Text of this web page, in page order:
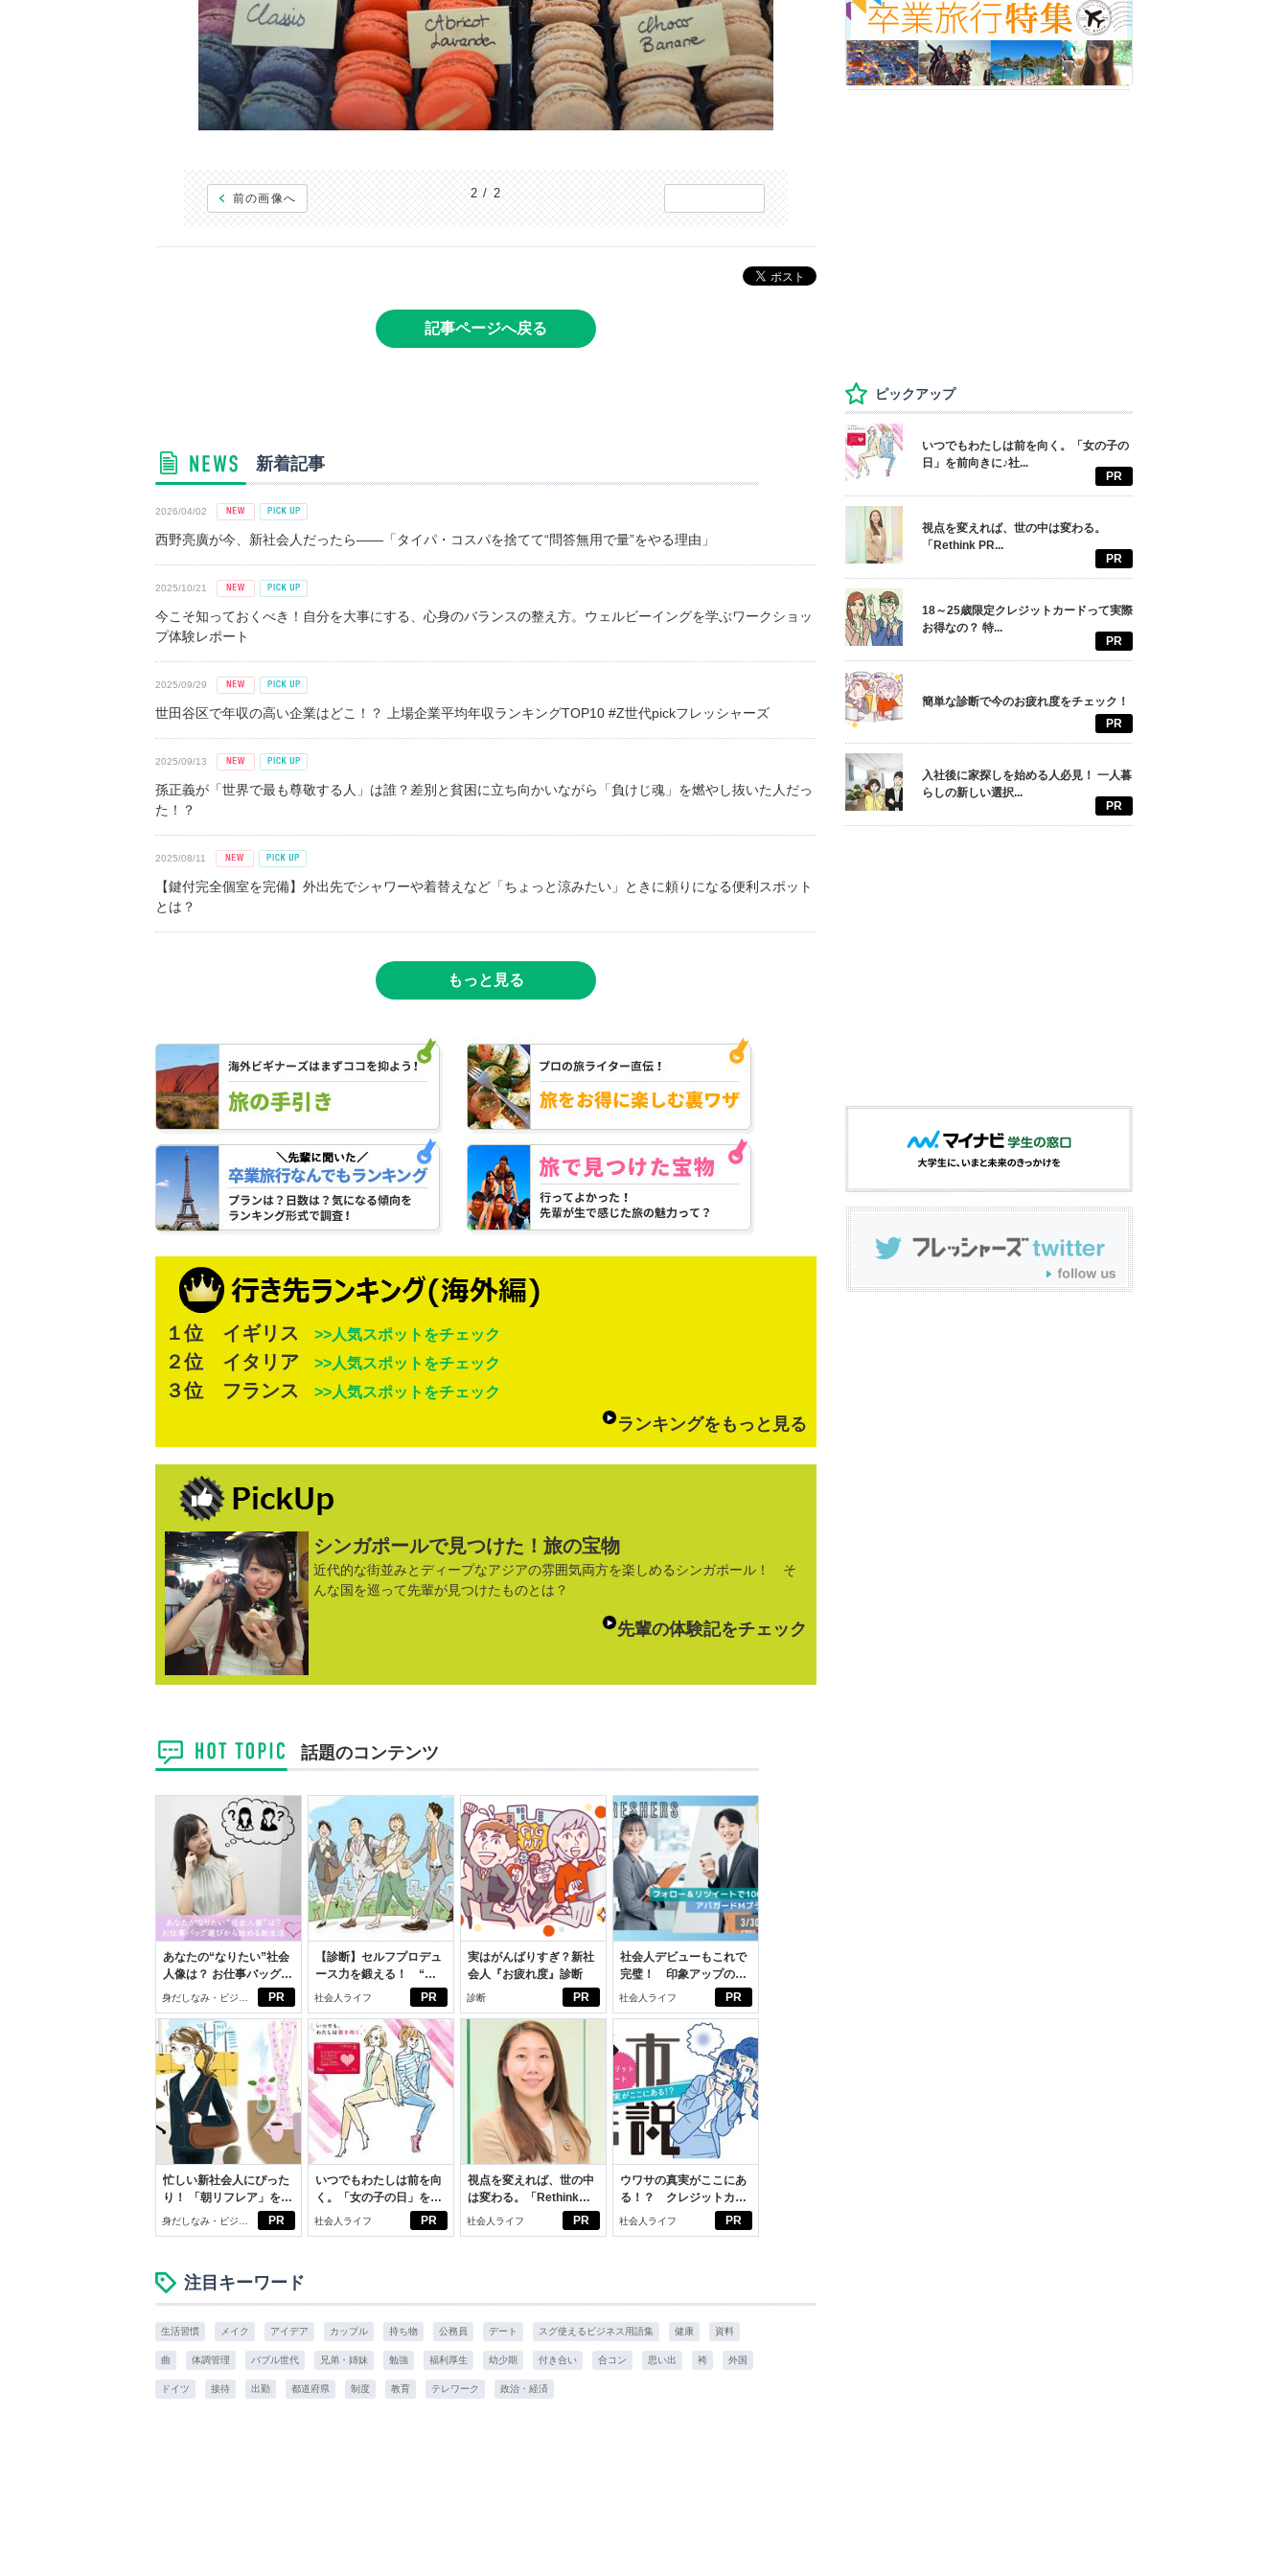
前の画像へ 2 / 2
記事ページへ戻る
新着記事
2026/04/02
西野亮廣が今、新社会人だったら――「タイパ・コスパを捨てて“問答無用で量”をやる理由」
2025/10/21
今こそ知っておくべき！自分を大事にする、心身のバランスの整え方。ウェルビーイングを学ぶワークショッ
プ体験レポート
2025/09/29
世田谷区で年収の高い企業はどこ！？ 上場企業平均年収ランキングTOP10 #Z世代pickフレッシャーズ
2025/09/13
孫正義が「世界で最も尊敬する人」は誰？差別と貧困に立ち向かいながら「負けじ魂」を燃やし抜いた人だっ
た！？
2025/08/11
【鍵付完全個室を完備】外出先でシャワーや着替えなど「ちょっと涼みたい」ときに頼りになる便利スポット
とは？
もっと見る
１位 イギリス >>人気スポットをチェック
２位 イタリア >>人気スポットをチェック
３位 フランス >>人気スポットをチェック
ランキングをもっと見る
シンガポールで見つけた！旅の宝物
近代的な街並みとディープなアジアの雰囲気両方を楽しめるシンガポール！ そ
んな国を巡って先輩が見つけたものとは？
先輩の体験記をチェック
話題のコンテンツ
PR
あなたの“なりたい”社会
人像は？ お仕事バッグ選
びから始める新生活
身だしなみ・ビジネ
スアイテム
PR
【診断】セルフプロデュ
ース力を鍛える！ “ジ
ブン観”診断
社会人ライフ PR
実はがんばりすぎ？新社
会人『お疲れ度』診断
診断 PR
社会人デビューもこれで
完璧！ 印象アップのセ
ルフプロデュース術
社会人ライフ
PR
忙しい新社会人にぴった
り！ 「朝リフレア」をは
じめよう。しっかりニオ
イケアして24時間快適。
身だしなみ・ビジネ
スアイテム
PR
いつでもわたしは前を向
く。「女の子の日」を前
向きに♪社会人エリ・大
社会人ライフ PR
視点を変えれば、世の中
は変わる。「Rethink
PROJECT」がつたえた
社会人ライフ PR
ウワサの真実がここにあ
る！？ クレジットカー
ドの都市伝説
社会人ライフ
注目キーワード
生活習慣 メイク アイデア カップル 持ち物 公務員 デート スグ使えるビジネス用語集 健康 資料
曲 体調管理 バブル世代 兄弟・姉妹 勉強 福利厚生 幼少期 付き合い 合コン 思い出 袴 外国
ドイツ 接待 出勤 都道府県 制度 教育 テレワーク 政治・経済
ピックアップ
いつでもわたしは前を向く。「女の子の
日」を前向きに♪社...
PR
視点を変えれば、世の中は変わる。
「Rethink PR...
PR
18～25歳限定クレジットカードって実際
お得なの？ 特...
PR
簡単な診断で今のお疲れ度をチェック！
PR
入社後に家探しを始める人必見！ 一人暮
らしの新しい選択...
PR